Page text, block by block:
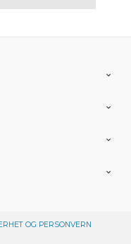
OG PERSONVERN